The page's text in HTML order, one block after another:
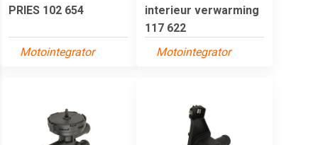
PRIES 102 654
Motointegrator
interieur verwarming
117 622
Motointegrator